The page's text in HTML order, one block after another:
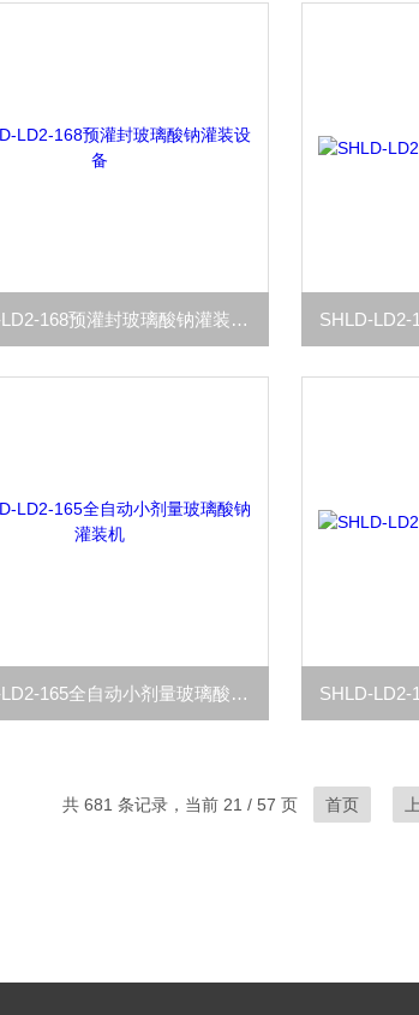
SHLD-LD2-168预灌封玻璃酸钠灌装设备 SHLD-LD2-
SHLD-LD2-165全自动小剂量玻璃酸钠灌装机 SHLD-LD2-
共 681 条记录，当前 21 / 57 页 首页